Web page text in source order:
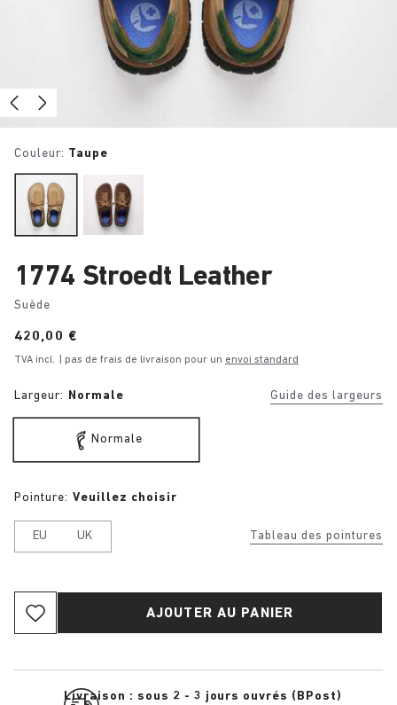
Couleur: Taupe
1774 Stroedt Leather
Suède
Price:
420,00 €
TVA incl. | pas de frais de livraison pour un envoi standard
Largeur: Normale Guide des largeurs
Normale
Tableau des pointures
Pointure: Veuillez choisir
EU UK
AJOUTER AU PANIER
Livraison : sous 2 - 3 jours ouvrés (BPost)